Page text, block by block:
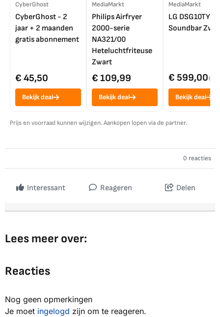
CyberGhost
CyberGhost - 2
jaar + 2 maanden
gratis abonnement
€ 45,50
Bekijk deal
MediaMarkt
Philips Airfryer
2000-serie
NA321/00
Heteluchtfriteuse
Zwart
€ 109,99
Bekijk deal
MediaMarkt
LG DSG10TY
Soundbar
€ 599,00€
Bekijk deal
Prijs en voorraad kunnen wijzigen. Aankopen lopen via de partner.
0 reacties
Interessant Reageren Delen
Lees meer over:
Reacties
Nog geen opmerkingen
Je moet ingelogd zijn om te reageren.